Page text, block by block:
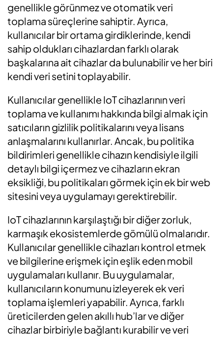
genellikle görünmez ve otomatik veri
toplama süreçlerine sahiptir. Ayrıca,
kullanıcılar bir ortama girdiklerinde, kendi
sahip oldukları cihazlardan farklı olarak
başkalarına ait cihazlar da bulunabilir ve her biri
kendi veri setini toplayabilir.
Kullanıcılar genellikle IoT cihazlarının veri
toplama ve kullanımı hakkında bilgi almak için
satıcıların gizlilik politikalarını veya lisans
anlaşmalarını kullanırlar. Ancak, bu politika
bildirimleri genellikle cihazın kendisiyle ilgili
detaylı bilgi içermez ve cihazların ekran
eksikliği, bu politikaları görmek için ek bir web
sitesini veya uygulamayı gerektirebilir.
IoT cihazlarının karşılaştığı bir diğer zorluk,
karmaşık ekosistemlerde gömülü olmalarıdır.
Kullanıcılar genellikle cihazları kontrol etmek
ve bilgilerine erişmek için eşlik eden mobil
uygulamaları kullanır. Bu uygulamalar,
kullanıcıların konumunu izleyerek ek veri
toplama işlemleri yapabilir. Ayrıca, farklı
üreticilerden gelen akıllı hub’lar ve diğer
cihazlar birbiriyle bağlantı kurabilir ve veri